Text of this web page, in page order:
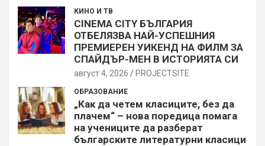
КИНО И ТВ
CINEMA CITY БЪЛГАРИЯ
ОТБЕЛЯЗВА НАЙ-УСПЕШНИЯ
ПРЕМИЕРЕН УИКЕНД НА ФИЛМ ЗА
СПАЙДЪР-МЕН В ИСТОРИЯТА СИ
август 4, 2026 PROJECTSITЕ
ОБРАЗОВАНИЕ
„Как да четем класиците, без да
плачем“ – нова поредица помага
на учениците да разберат
българските литературни класици